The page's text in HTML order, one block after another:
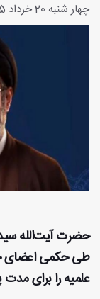
چهار شنبه 20 خرداد 1405 - 13:22:24
حضرت آیت‌الله
طی حکمی اعضای
علمیه را برای